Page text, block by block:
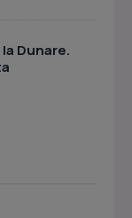
Dunare.